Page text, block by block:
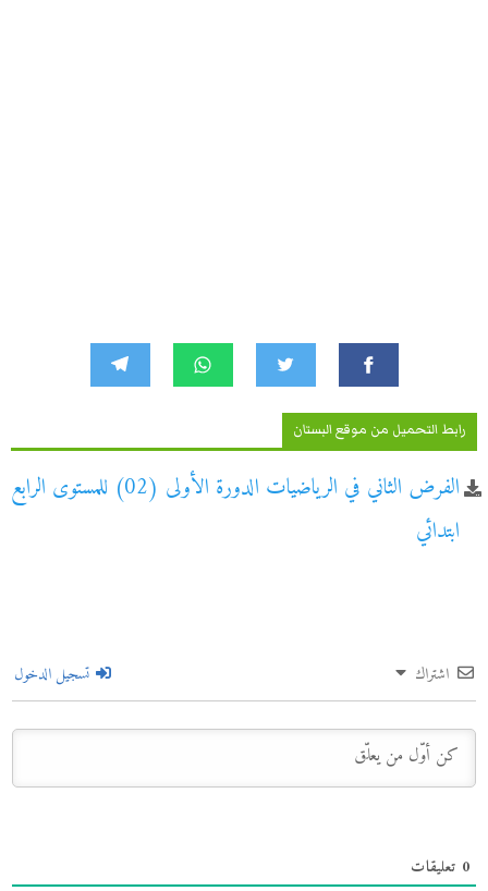
رابط التحميل من موقع البستان
الفرض الثاني في الرياضيات الدورة الأولى (02) للمستوى الرابع
ابتدائي
اشتراك تسجيل الدخول
0 تعليقات